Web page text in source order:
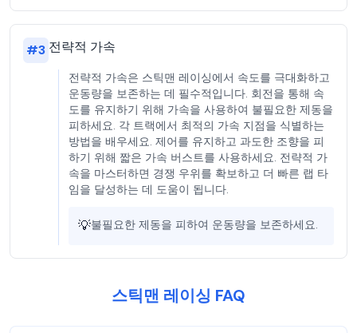
#3 전략적 가속
전략적 가속은 스틱맨 레이싱에서 속도를 극대화하고
운동량을 보존하는 데 필수적입니다. 회전을 통해 속
도를 유지하기 위해 가속을 사용하여 불필요한 제동을
피하세요. 각 트랙에서 최적의 가속 지점을 식별하는
방법을 배우세요. 제어를 유지하고 과도한 조향을 피
하기 위해 짧은 가속 버스트를 사용하세요. 전략적 가
속을 마스터하면 경쟁 우위를 확보하고 더 빠른 랩 타
임을 달성하는 데 도움이 됩니다.
💡불필요한 제동을 피하여 운동량을 보존하세요.
스틱맨 레이싱 FAQ